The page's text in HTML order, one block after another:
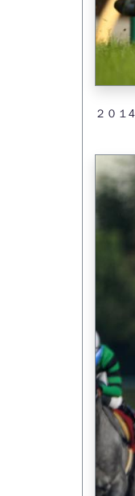
２０